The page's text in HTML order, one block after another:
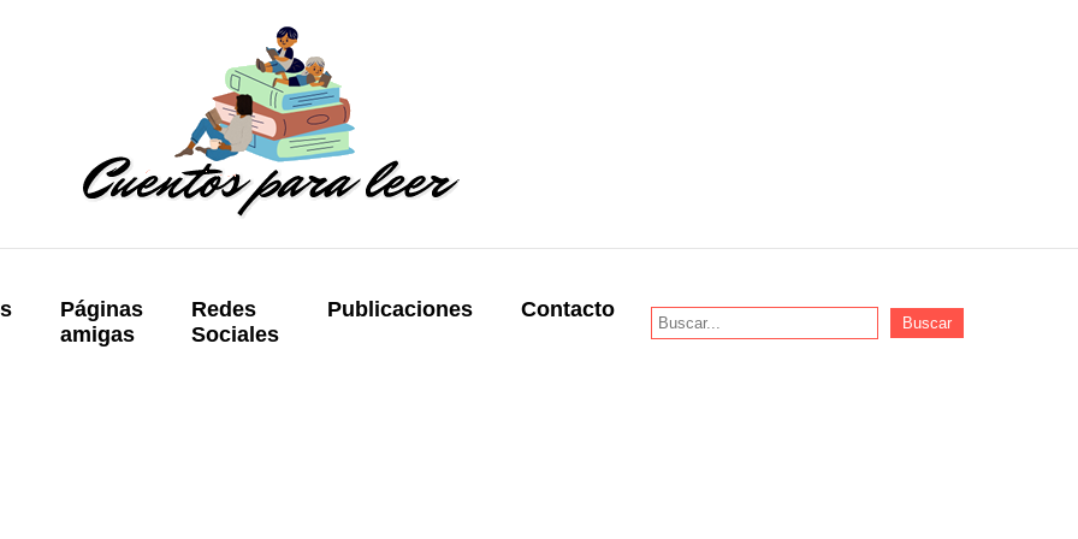
Páginas
amigas
Redes
Sociales
Publicaciones Contacto
Buscar